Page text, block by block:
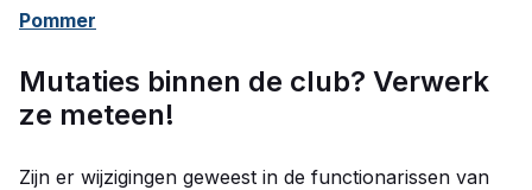
Pommer
Mutaties binnen de club? Verwerk
ze meteen!
Zijn er wijzigingen geweest in de functionarissen van